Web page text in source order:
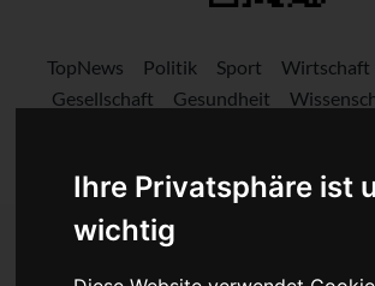
Ihre Privatsphäre ist
wichtig
TopNews Politik Sport Wirtschaft
Gesellschaft
Gesundheit